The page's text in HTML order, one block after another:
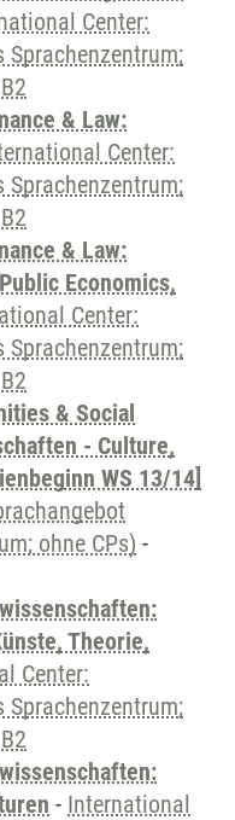
Center:
Sprachenzentrum;
& Law:
Center:
Sprachenzentrum;
& Law:
Economics,
Center:
Sprachenzentrum;
& Social
- Culture,
WS 13/14]
ohne CPs) -
Theorie,
Center:
Sprachenzentrum;
- International